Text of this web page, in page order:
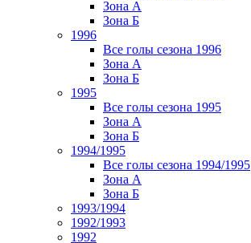
Зона А
Зона Б
1996
Все голы сезона 1996
Зона А
Зона Б
1995
Все голы сезона 1995
Зона А
Зона Б
1994/1995
Все голы сезона 1994/1995
Зона А
Зона Б
1993/1994
1992/1993
1992